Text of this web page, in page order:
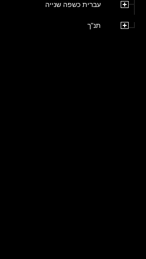
עברית כשפה שנייה
תנ"ך